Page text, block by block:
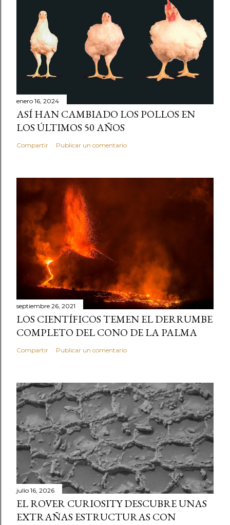
enero 16, 2024
ASÍ HAN CAMBIADO LOS POLLOS EN
LOS ÚLTIMOS 50 AÑOS
Compartir Publicar un comentario
septiembre 26, 2021
LOS CIENTÍFICOS TEMEN EL DERRUMBE
COMPLETO DEL CONO DE LA PALMA
Compartir Publicar un comentario
julio 16, 2026
EL ROVER CURIOSITY DESCUBRE UNAS
EXTRAÑAS ESTRUCTURAS CON